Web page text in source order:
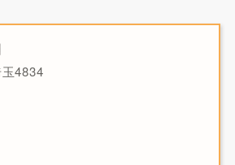
4834